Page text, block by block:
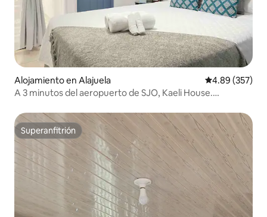
Alojamiento en Alajuela Calificación
4.89 (357)
A 3 minutos del aeropuerto de SJO, Kaeli House.
Superanfitrión
Superanfitrión